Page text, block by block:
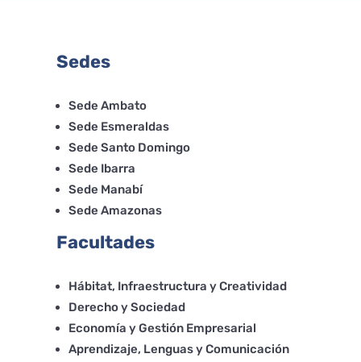
Sedes
Sede Ambato
Sede Esmeraldas
Sede Santo Domingo
Sede Ibarra
Sede Manabí
Sede Amazonas
Facultades
Hábitat, Infraestructura y Creatividad
Derecho y Sociedad
Economía y Gestión Empresarial
Aprendizaje, Lenguas y Comunicación